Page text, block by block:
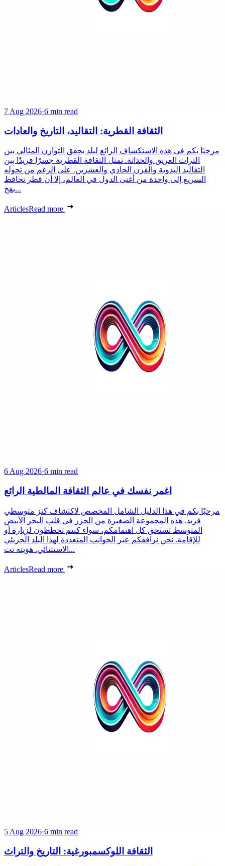
7 Aug 2026·6 min read
الثقافة القطرية: التقاليد، التاريخ والعادات
مرحبًا بكم في هذه الاستكشاف الرائع لبلد يحقق التوازن المثالي بين
التراث العريق والحداثة. تمثل الثقافة القطرية جسرًا فريدًا بين
التقاليد البدوية والقرن الحادي والعشرين. على الرغم من تحوله
السريع إلى واحدة من أغنى الدول في العالم، إلا أن قطر تحافظ
بفخ...
ArticlesRead more
6 Aug 2026·6 min read
اغمر نفسك في عالم الثقافة المالطية الرائع
مرحبًا بكم في هذا الدليل الشامل المخصص لاكتشاف كنز متوسطي
فريد. هذه المجموعة الصغيرة من الجزر في قلب البحر الأبيض
المتوسط تستحق كل اهتمامكم، سواء كنتم تخططون لزيارة أو
للإقامة. نحن نرافقكم عبر الجوانب المتعددة لهذا البلد الجزيئي
الاستثنائي. هويته تت...
ArticlesRead more
5 Aug 2026·6 min read
الثقافة اللوكسمبورغية: التاريخ والتراث